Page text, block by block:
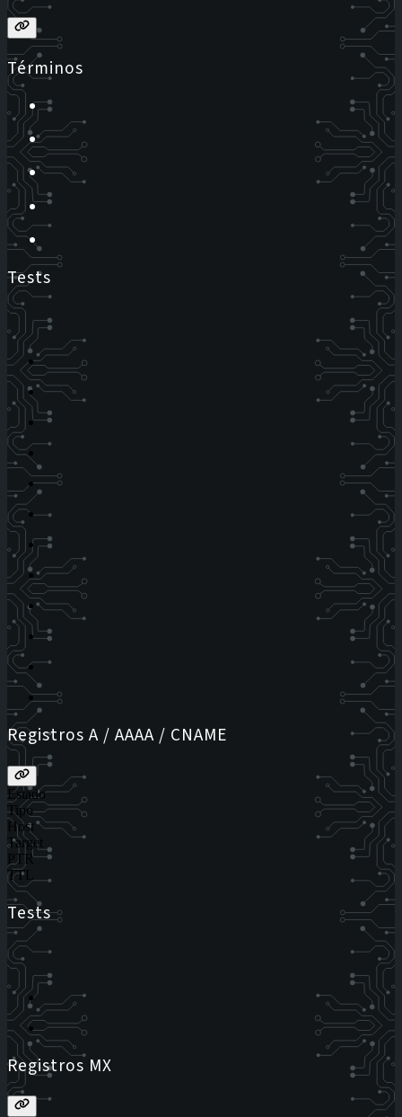
Términos
Tests
Registros A / AAAA / CNAME
Estado
Tipo
Host
Target
PTR
TTL
Tests
Registros MX